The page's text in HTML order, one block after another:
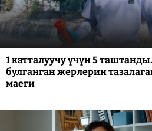
1 катталуучу үчүн 5
булганган жерлерин
маеги